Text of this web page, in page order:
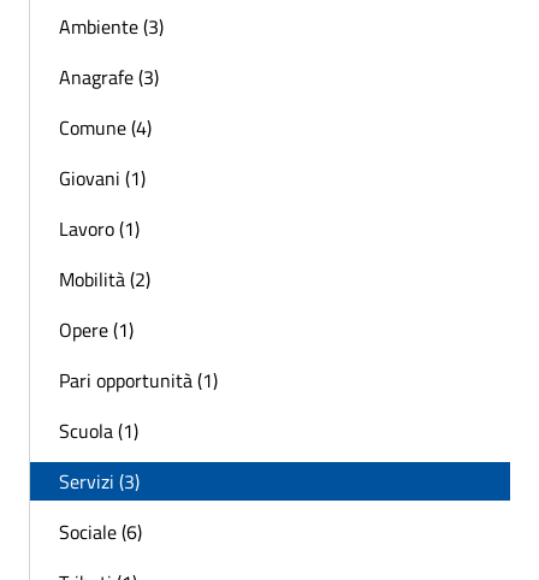
Ambiente (3)
Anagrafe (3)
Comune (4)
Giovani (1)
Lavoro (1)
Mobilità (2)
Opere (1)
Pari opportunità (1)
Scuola (1)
Servizi (3)
Sociale (6)